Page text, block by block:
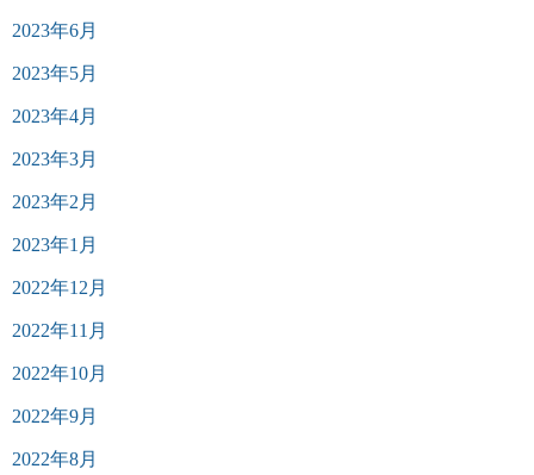
2023年6月
2023年5月
2023年4月
2023年3月
2023年2月
2023年1月
2022年12月
2022年11月
2022年10月
2022年9月
2022年8月